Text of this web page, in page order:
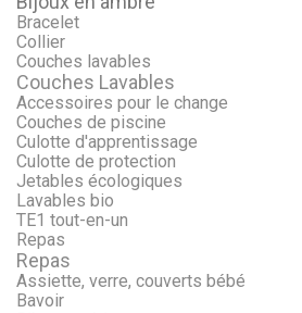
Bracelet
Collier
Couches lavables
Couches Lavables
Accessoires pour le change
Couches de piscine
Culotte d'apprentissage
Culotte de protection
Jetables écologiques
Lavables bio
TE1 tout-en-un
Repas
Repas
Assiette, verre, couverts bébé
Bavoir